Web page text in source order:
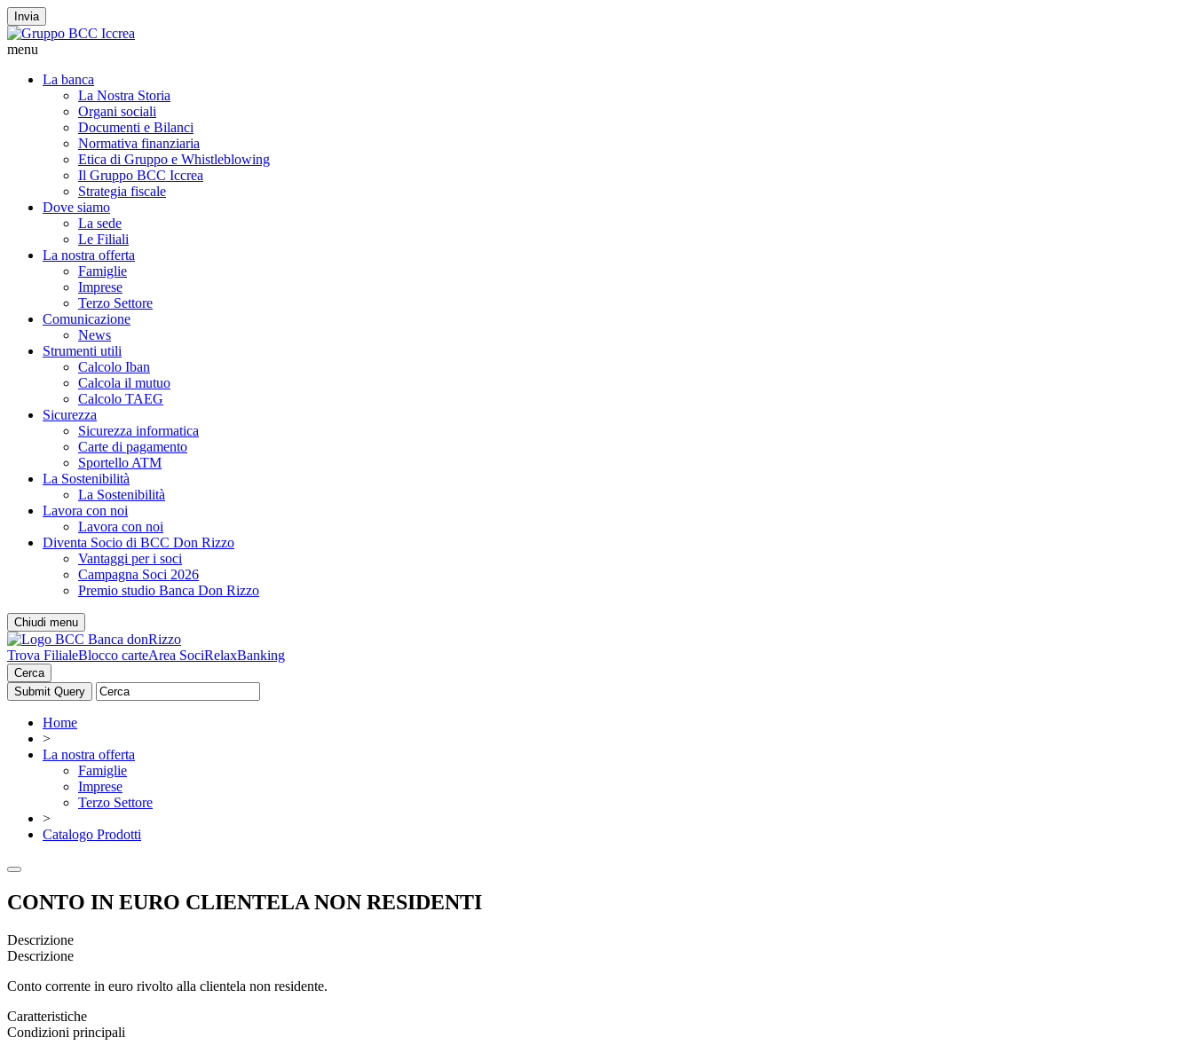
Invia
menu
La banca
La Nostra Storia
Organi sociali
Documenti e Bilanci
Normativa finanziaria
Etica di Gruppo e Whistleblowing
Il Gruppo BCC Iccrea
Strategia fiscale
Dove siamo
La sede
Le Filiali
La nostra offerta
Famiglie
Imprese
Terzo Settore
Comunicazione
News
Strumenti utili
Calcolo Iban
Calcola il mutuo
Calcolo TAEG
Sicurezza
Sicurezza informatica
Carte di pagamento
Sportello ATM
La Sostenibilità
La Sostenibilità
Lavora con noi
Lavora con noi
Diventa Socio di BCC Don Rizzo
Vantaggi per i soci
Campagna Soci 2026
Premio studio Banca Don Rizzo
Chiudi menu
Trova FilialeBlocco carteArea SociRelaxBanking
Cerca
Home
>
La nostra offerta
Famiglie
Imprese
Terzo Settore
>
Catalogo Prodotti
CONTO IN EURO CLIENTELA NON RESIDENTI
Descrizione
Descrizione
Conto corrente in euro rivolto alla clientela non residente.
Caratteristiche
Condizioni principali